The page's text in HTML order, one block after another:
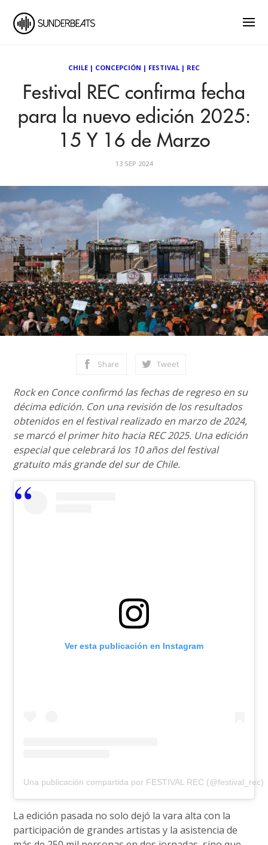
CHILE | CONCEPCIÓN | FESTIVAL | REC
Festival REC confirma fecha
para la nuevo edición 2025:
15 Y 16 de Marzo
13 SEP 2024
Share Tweet
Rock en Conce confirmó las fechas de regreso en su
décima edición. Con una revisión de los resultados
obtenidos en el festival realizado en marzo de 2024,
se marcó el primer hito hacia REC 2025. Una edición
especial que celebrará los 10 años del festival
gratuito más grande del sur de Chile.
Ver esta publicación en Instagram
Una publicación compartida por FESTIVAL REC (@festival_rec)
La edición pasada no solo dejó la vara alta con la
participación de grandes artistas y la asistencia de